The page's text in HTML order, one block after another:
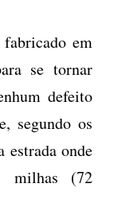
em
se tornar
defeito
segundo os
estrada onde
milhas (72